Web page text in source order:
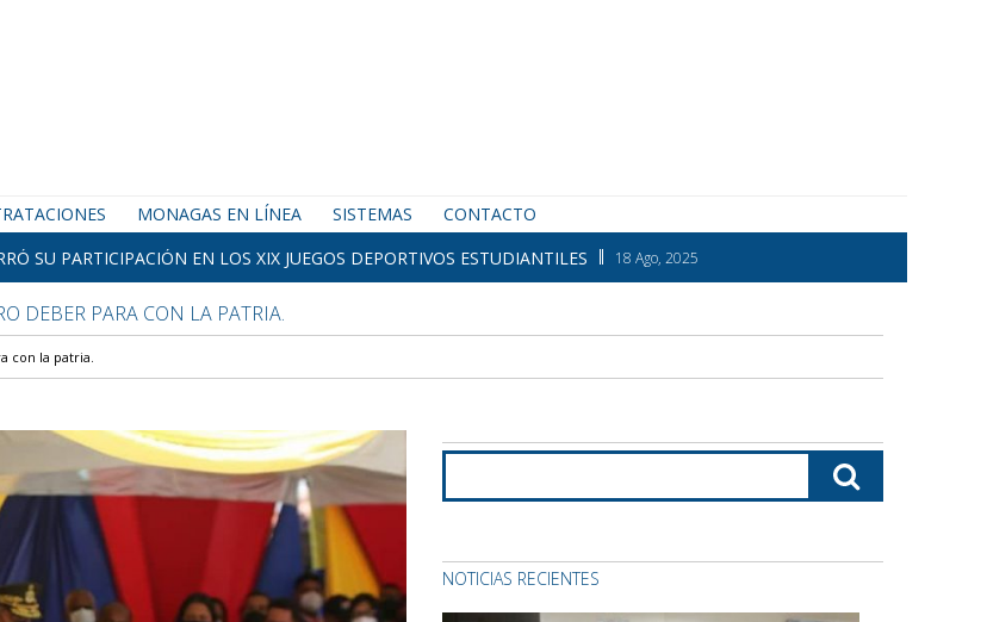
MONAGAS EN LÍNEA SISTEMAS CONTACTO
18 Ago, 2025
SU PARTICIPACIÓN EN LOS XIX JUEGOS DEPORTIVOS ESTUDIANTILES
DEBER PARA CON LA PATRIA.
con la patria.
NOTICIAS RECIENTES